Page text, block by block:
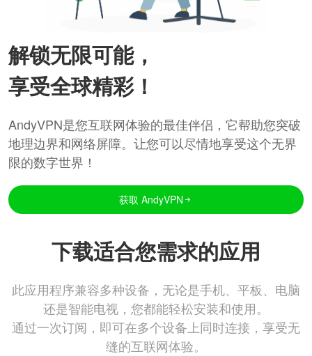
解锁无限可能，
享受全球精彩！
AndyVPN是您互联网体验的最佳伴侣，它帮助您突破
地理边界和网络屏障。让您可以尽情地享受这个无界
限的数字世界！
获取 AndyVPN
下载适合您需求的应用
此应用程序兼容多种设备，无论是手机、平板、电脑
还是智能电视，您都能轻松安装和使用。
通过一次订阅，即可在多个设备上同时连接，享受无
缝的互联网体验。